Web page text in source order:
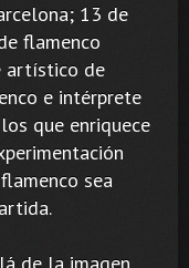
13 de
flamenco
artístico de
e intérprete
que enriquece
sea